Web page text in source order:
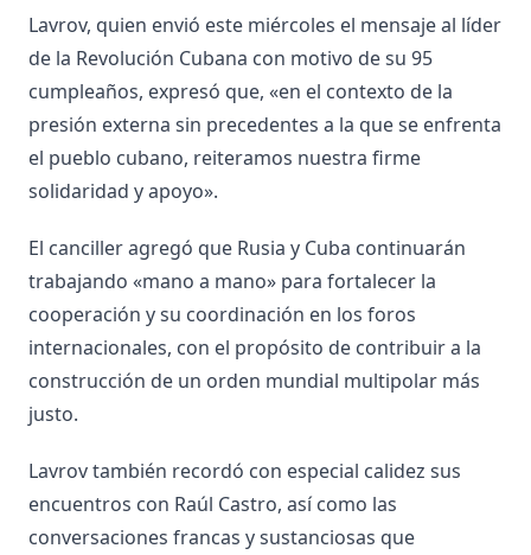
Lavrov, quien envió este miércoles el mensaje al líder
de la Revolución Cubana con motivo de su 95
cumpleaños, expresó que, «en el contexto de la
presión externa sin precedentes a la que se enfrenta
el pueblo cubano, reiteramos nuestra firme
solidaridad y apoyo».
El canciller agregó que Rusia y Cuba continuarán
trabajando «mano a mano» para fortalecer la
cooperación y su coordinación en los foros
internacionales, con el propósito de contribuir a la
construcción de un orden mundial multipolar más
justo.
Lavrov también recordó con especial calidez sus
encuentros con Raúl Castro, así como las
conversaciones francas y sustanciosas que